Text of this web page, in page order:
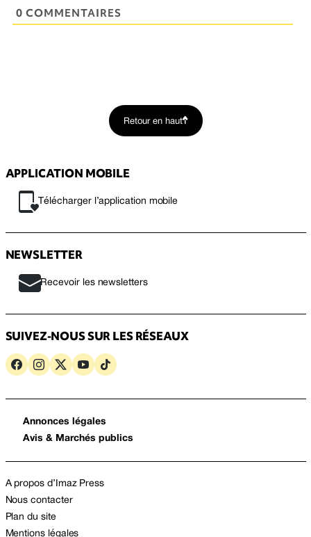
0 COMMENTAIRES
Retour en haut
APPLICATION MOBILE
Télécharger l’application mobile
NEWSLETTER
Recevoir les newsletters
SUIVEZ-NOUS SUR LES RÉSEAUX
Annonces légales
Avis & Marchés publics
A propos d’Imaz Press
Nous contacter
Plan du site
Mentions légales